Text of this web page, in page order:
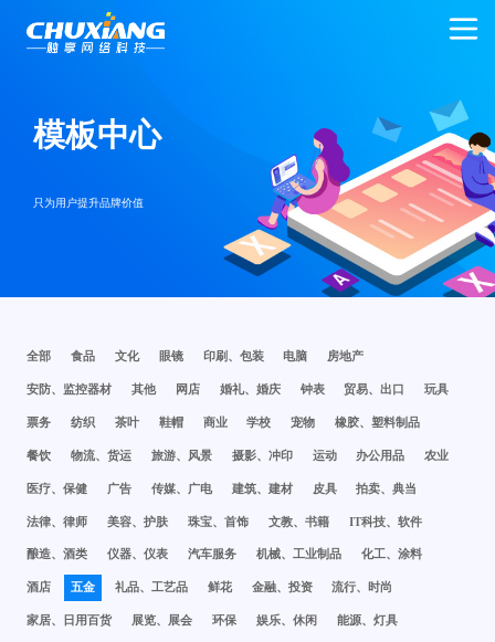
模板中心
只为用户提升品牌价值
全部 食品 文化 眼镜 印刷、包装 电脑 房地产
安防、监控器材 其他 网店 婚礼、婚庆 钟表 贸易、出口 玩具
票务 纺织 茶叶 鞋帽 商业 学校 宠物 橡胶、塑料制品
餐饮 物流、货运 旅游、风景 摄影、冲印 运动 办公用品 农业
医疗、保健 广告 传媒、广电 建筑、建材 皮具 拍卖、典当
法律、律师 美容、护肤 珠宝、首饰 文教、书籍 IT科技、软件
酿造、酒类 仪器、仪表 汽车服务 机械、工业制品 化工、涂料
酒店 五金 礼品、工艺品 鲜花 金融、投资 流行、时尚
家居、日用百货 展览、展会 环保 娱乐、休闲 能源、灯具